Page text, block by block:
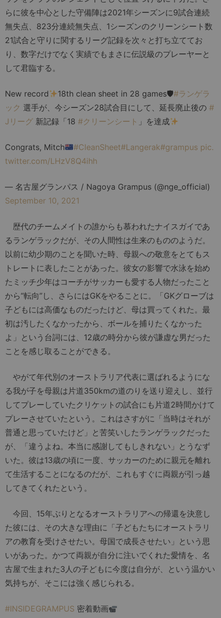
らに彼を中心とした守備陣は2021年シーズンに9試合連続
無失点、823分連続無失点、1シーズンのクリーンシート数
21試合と守りに関するリーグ記録を次々と打ち立ててお
り、数字だけでなく実績でもまさに伝説級のプレーヤーと
して君臨する。
New record 18th clean sheet in 28 games🛡#ランゲラ
ック 選手が、今シーズン28試合目にして、延長廃止後の #
Jリーグ 新記録「18 #クリーンシート 」を達成
Congrats, Mitch #CleanSheet#Langerak#grampus pic.
twitter.com/LHzV8Q4ihh
— 名古屋グランパス / Nagoya Grampus (@nge_official)
September 10, 2021
歴代のチームメイトの誰からも慕われたナイスガイであ
るランゲラックだが、その人間性は生来のもののようだ。
以前に幼少期のことを聞いた時、母親への敬意をとてもス
トレートに表したことがあった。彼女の影響で水泳を始め
たミッチ少年はコーチがサッカーも愛する人物だったこと
から“転向”し、さらにはGKをやることに。「GKグローブは
子どもには高価なものだったけど、母は買ってくれた。最
初は汚したくなかったから、ボールを捕りたくなかった
よ」という台詞には、12歳の時分から彼が謙虚な男だった
ことを感じ取ることができる。
やがて年代別のオーストラリア代表に選ばれるようにな
る我が子を母親は片道350kmの道のりを送り迎えし、並行
してプレーしていたクリケットの試合にも片道2時間かけて
プレーさせていたという。これはさすがに「当時はそれが
普通と思っていたけど」と苦笑いしたランゲラックだった
が、「違うよね。本当に感謝してもしきれない」とうなず
いた。彼は13歳の頃に一度、サッカーのために親元を離れ
て生活することになるのだが、これもすぐに両親が引っ越
してきてくれたという。
今回、15年ぶりとなるオーストラリアへの帰還を決意し
た彼には、その大きな理由に「子どもたちにオーストラリ
アの教育を受けさせたい。母国で成長させたい」という思
いがあった。かつて両親が自分に注いでくれた愛情を、名
古屋で生まれた3人の子どもに今度は自分が、という温かい
気持ちが、そこには強く感じられる。
#INSIDEGRAMPUS 密着動画